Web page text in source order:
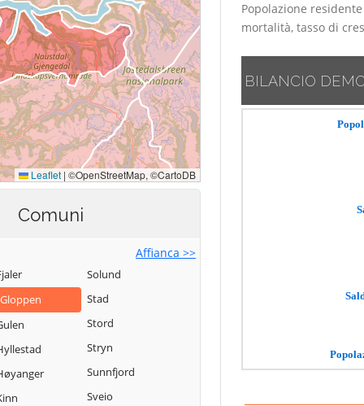
Comuni
Affianca >>
Gloppen
Solund
Stad
Stord
Stryn
Sunnfjord
Sveio
Popolazione
mortalità, tasso di
BILANCIO